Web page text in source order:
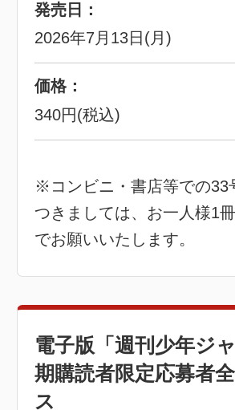
発売日：
2026年7月13日(月)
価格：
340円(税込)
※コンビニ・書店等での33
つきましては、お一人様1
でお願いいたします。
電子版「週刊少年ジ
期購読者限定応募者
ス